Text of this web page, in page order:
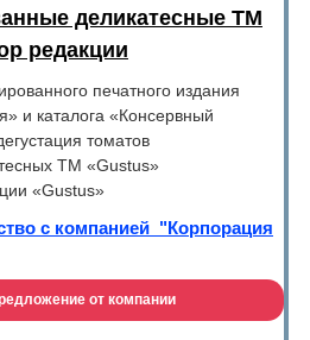
деликатесные ТМ
редакции
печатного издания
и каталога «Консервный
томатов
ТМ «Gustus»
«Gustus»
с компанией "Корпорация
от компании